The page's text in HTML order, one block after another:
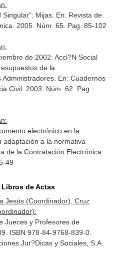
Mijas. En: Revista de
. 2005. Núm. 65. Pag. 85-102
de 2002: Acci?N Social
de la
En: Cuadernos
Civil. 2003. Núm. 62. Pag.
electrónico en la
adaptación a la normativa
de la Contratación Electrónica
49
de Actas
Jesús (Coordinador), Cruz
Jueces y Profesores de
ISBN 978-84-9768-839-0.
Jur?Dicas y Sociales, S.A.